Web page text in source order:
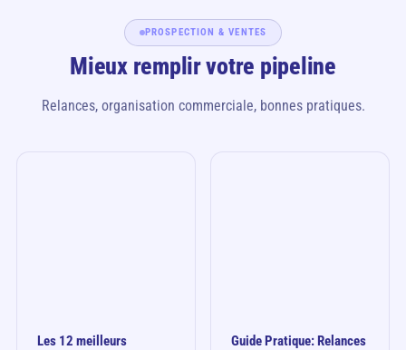
PROSPECTION & VENTES
Mieux remplir votre pipeline
Relances, organisation commerciale, bonnes pratiques.
Les 12 meilleurs
Guide Pratique: Relances